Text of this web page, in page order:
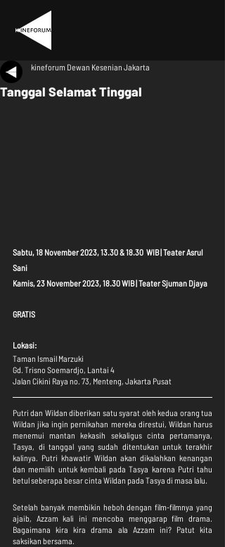
Tanggal Selamat Tinggal
kineforum Dewan Kesenian Jakarta
Sabtu, 18 November 2023, 13.30 & 18.30  WIB | Teater Asrul
Sani
Kamis, 23 November 2023, 18.30 WIB | Teater Sjuman Djaya
GRATIS
Lokasi:
Taman Ismail Marzuki
Gd. Trisno Soemardjo, Lantai 4
Jalan Cikini Raya no. 73, Menteng, Jakarta Pusat
Putri dan Wildan diberikan satu syarat oleh kedua orang tua
Wildan jika ingin pernikahan mereka direstui, Wildan harus
menemui mantan kekasih sekaligus cinta pertamanya,
Tasya, di tanggal yang sudah ditentukan untuk terakhir
kalinya. Putri khawatir Wildan akan dikalahkan kenangan
dan memilih untuk kembali pada Tasya karena Putri tahu
betul seberapa besar cinta Wildan pada Tasya di masa lalu.
Setelah banyak membikin heboh dengan film-filmnya yang
ajaib, Azzam kali ini mencoba menggarap film drama.
Bagaimana kira kira drama ala Azzam ini? Patut kita
saksikan bersama.